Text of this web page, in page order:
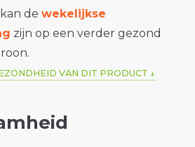
de wekelijkse
zijn op een verder gezond
VAN DIT PRODUCT